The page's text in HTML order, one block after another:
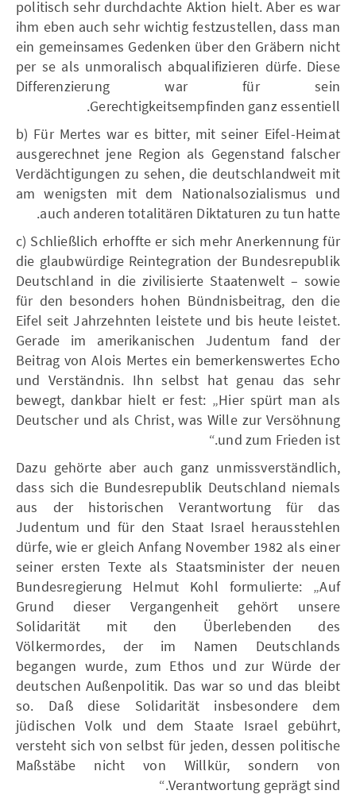
politisch sehr durchdachte Aktion hielt. Aber es war
ihm eben auch sehr wichtig festzustellen, dass man
ein gemeinsames Gedenken über den Gräbern nicht
per se als unmoralisch abqualifizieren dürfe. Diese
Differenzierung war für sein
Gerechtigkeitsempfinden ganz essentiell.
b) Für Mertes war es bitter, mit seiner Eifel-Heimat
ausgerechnet jene Region als Gegenstand falscher
Verdächtigungen zu sehen, die deutschlandweit mit
am wenigsten mit dem Nationalsozialismus und
auch anderen totalitären Diktaturen zu tun hatte.
c) Schließlich erhoffte er sich mehr Anerkennung für
die glaubwürdige Reintegration der Bundesrepublik
Deutschland in die zivilisierte Staatenwelt – sowie
für den besonders hohen Bündnisbeitrag, den die
Eifel seit Jahrzehnten leistete und bis heute leistet.
Gerade im amerikanischen Judentum fand der
Beitrag von Alois Mertes ein bemerkenswertes Echo
und Verständnis. Ihn selbst hat genau das sehr
bewegt, dankbar hielt er fest: „Hier spürt man als
Deutscher und als Christ, was Wille zur Versöhnung
und zum Frieden ist.“
Dazu gehörte aber auch ganz unmissverständlich,
dass sich die Bundesrepublik Deutschland niemals
aus der historischen Verantwortung für das
Judentum und für den Staat Israel herausstehlen
dürfe, wie er gleich Anfang November 1982 als einer
seiner ersten Texte als Staatsminister der neuen
Bundesregierung Helmut Kohl formulierte: „Auf
Grund dieser Vergangenheit gehört unsere
Solidarität mit den Überlebenden des
Völkermordes, der im Namen Deutschlands
begangen wurde, zum Ethos und zur Würde der
deutschen Außenpolitik. Das war so und das bleibt
so. Daß diese Solidarität insbesondere dem
jüdischen Volk und dem Staate Israel gebührt,
versteht sich von selbst für jeden, dessen politische
Maßstäbe nicht von Willkür, sondern von
Verantwortung geprägt sind.“